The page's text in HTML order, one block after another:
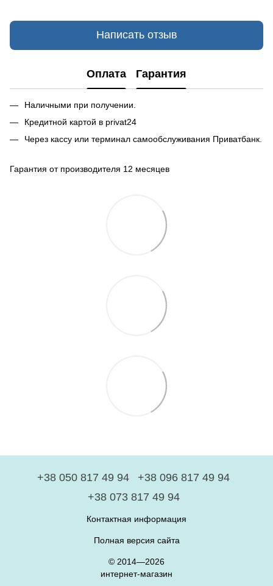
Написать отзыв
Оплата Гарантия
Наличными при получении.
Кредитной картой в privat24
Через кассу или терминал самообслуживания Приватбанк.
Гарантия от производителя 12 месяцев
+38 050 817 49 94
+38 096 817 49 94
+38 073 817 49 94
Контактная информация
Полная версия сайта
© 2014—2026
интернет-магазин